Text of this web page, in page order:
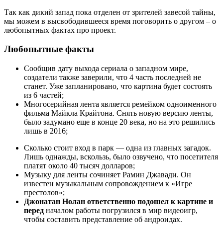
Так как дикий запад пока отделен от зрителей завесой тайны,
мы можем в высвободившееся время поговорить о другом – о
любопытных фактах про проект.
Любопытные факты
Сообщив дату выхода сериала о западном мире,
создатели также заверили, что 4 часть последней не
станет. Уже запланировано, что картина будет состоять
из 6 частей;
Многосерийная лента является ремейком одноименного
фильма Майкла Крайтона. Снять новую версию ленты,
было задумано еще в конце 20 века, но на это решились
лишь в 2016;
Сколько стоит вход в парк — одна из главных загадок.
Лишь однажды, вскользь, было озвучено, что посетителя
платят около 40 тысяч долларов;
Музыку для ленты сочиняет Рамин Джавади. Он
известен музыкальным сопровождением к «Игре
престолов»;
Джонатан Нолан ответственно подошел к картине и
перед началом работы погрузился в мир видеоигр,
чтобы составить представление об андроидах.